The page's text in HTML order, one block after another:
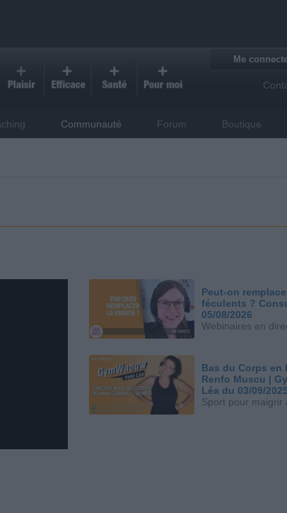
Me
Communauté Forum Boutique
Peut-on
féculents ?
05/08/2026
Webinaires en
Bas du Corps en
Renfo Muscu |
Léa du 03/09/2025
Sport pour maigrir